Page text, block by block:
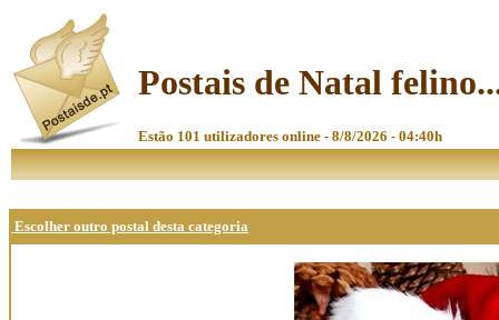
Postais de Natal
Estão 101 utilizadores online - 8/8/2026 - 04:40h
Escolher outro postal desta categoria